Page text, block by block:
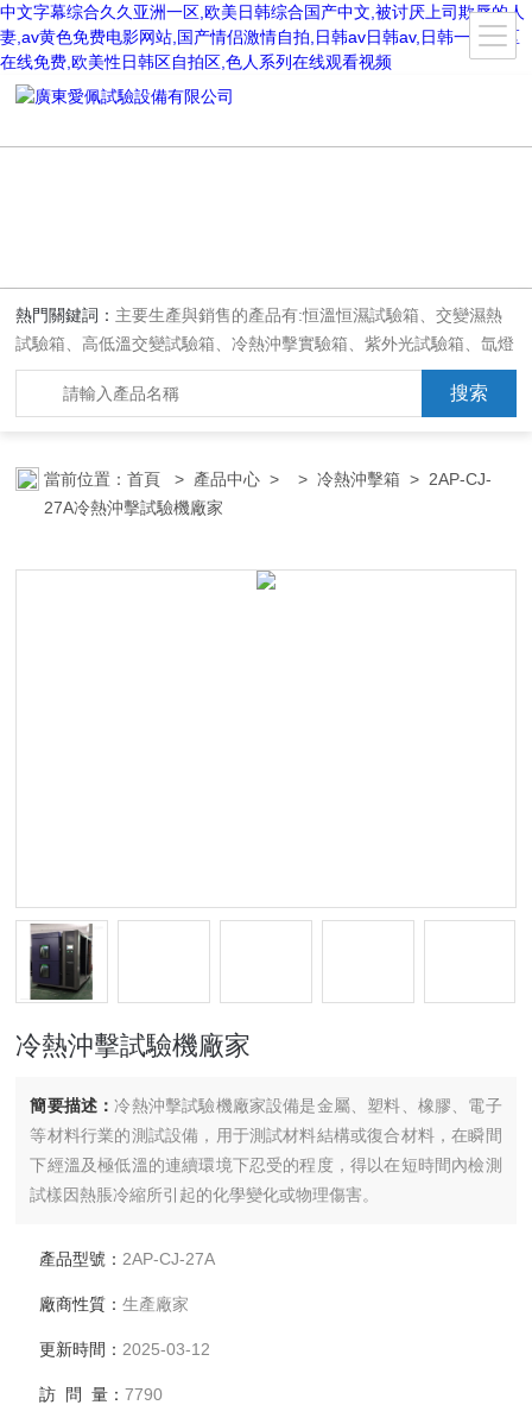
中文字幕综合久久亚洲一区,欧美日韩综合国产中文,被讨厌上司欺辱的人
妻,av黄色免费电影网站,国产情侣激情自拍,日韩av日韩av,日韩一区二区
在线免费,欧美性日韩区自拍区,色人系列在线观看视频
熱門關鍵詞： 主要生產與銷售的產品有:恒溫恒濕試驗箱、交變濕熱
試驗箱、高低溫交變試驗箱、冷熱沖擊實驗箱、紫外光試驗箱、氙燈
老化箱、恒溫恒濕實驗室、沙塵試驗箱、淋雨試驗箱、鹽水噴霧試驗
箱、各種振動試驗臺、拉力試驗機、蒸汽老化試驗機、跌落試驗機、
當前位置：首頁 > 產品中心 > >冷熱沖擊箱 > 2AP-CJ-
27A冷熱沖擊試驗機廠家
冷熱沖擊試驗機廠家
簡要描述：冷熱沖擊試驗機廠家設備是金屬、塑料、橡膠、電子
等材料行業的測試設備，用于測試材料結構或復合材料，在瞬間
下經溫及極低溫的連續環境下忍受的程度，得以在短時間內檢測
試樣因熱脹冷縮所引起的化學變化或物理傷害。
產品型號： 2AP-CJ-27A
廠商性質：生產廠家
更新時間： 2025-03-12
訪 問 量：7790